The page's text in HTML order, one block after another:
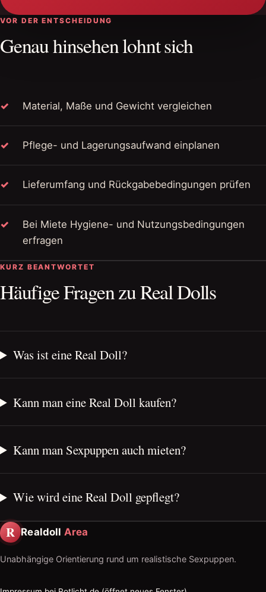
VOR DER ENTSCHEIDUNG
Genau hinsehen lohnt sich
Material, Maße und Gewicht vergleichen
Pflege- und Lagerungsaufwand einplanen
Lieferumfang und Rückgabebedingungen prüfen
Bei Miete Hygiene- und Nutzungsbedingungen
erfragen
KURZ BEANTWORTET
Häufige Fragen zu Real Dolls
Was ist eine Real Doll?
Kann man eine Real Doll kaufen?
Kann man Sexpuppen auch mieten?
Wie wird eine Real Doll gepflegt?
R Realdoll Area
Unabhängige Orientierung rund um realistische Sexpuppen.